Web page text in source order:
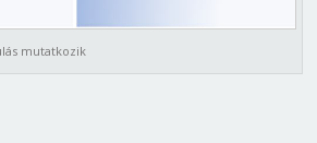
mutatkozik